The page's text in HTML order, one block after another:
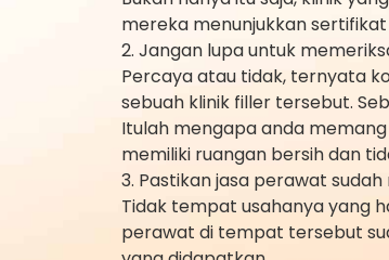
mereka menunjukkan
2. Jangan lupa untuk
Percaya atau tidak, ternyata
sebuah klinik filler tersebut.
Itulah mengapa anda
memiliki ruangan bersih dan
3. Pastikan jasa perawat
Tidak tempat usahanya yang
perawat di tempat tersebut